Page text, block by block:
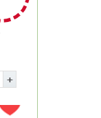
ДОБАВИТЬ В ИЗБРАННОЕ